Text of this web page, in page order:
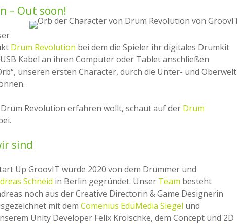
– Out soon!
Drum Revolution bei dem die Spieler ihr digitales Drumkit
Kabel an ihren Computer oder Tablet anschließen
unseren ersten Character, durch die Unter- und Oberwelt
Revolution erfahren wollt, schaut auf der Drum
sind
Up GroovIT wurde 2020 von dem Drummer und
Schneid in Berlin gegründet. Unser Team besteht
noch aus der Creative Directorin & Game Designerin
mit dem Comenius EduMedia Siegel und
Unity Developer Felix Kroischke, dem Concept und 2D